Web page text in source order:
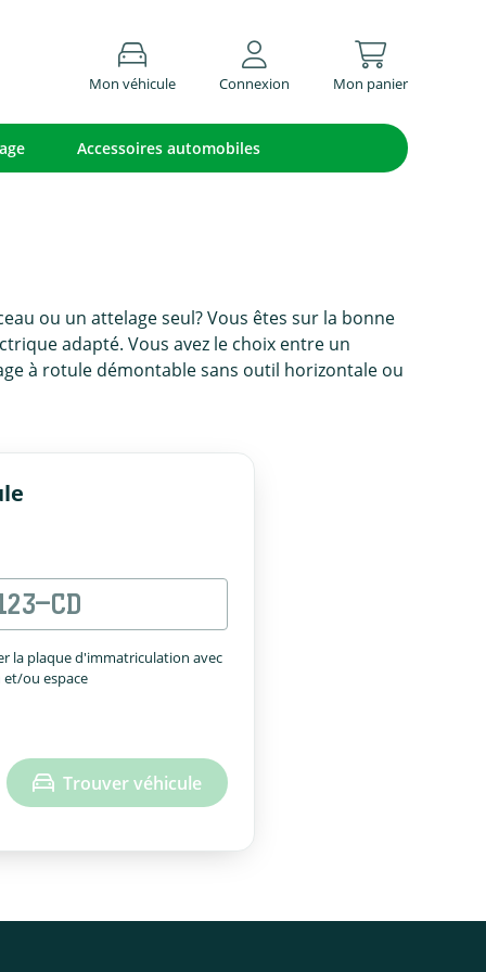
Mon véhicule Connexion Mon panier
Accessoires automobiles
ou un attelage seul? Vous êtes sur la bonne
adapté. Vous avez le choix entre un
à rotule démontable sans outil horizontale ou
la plaque d'immatriculation avec
et/ou espace
Trouver véhicule